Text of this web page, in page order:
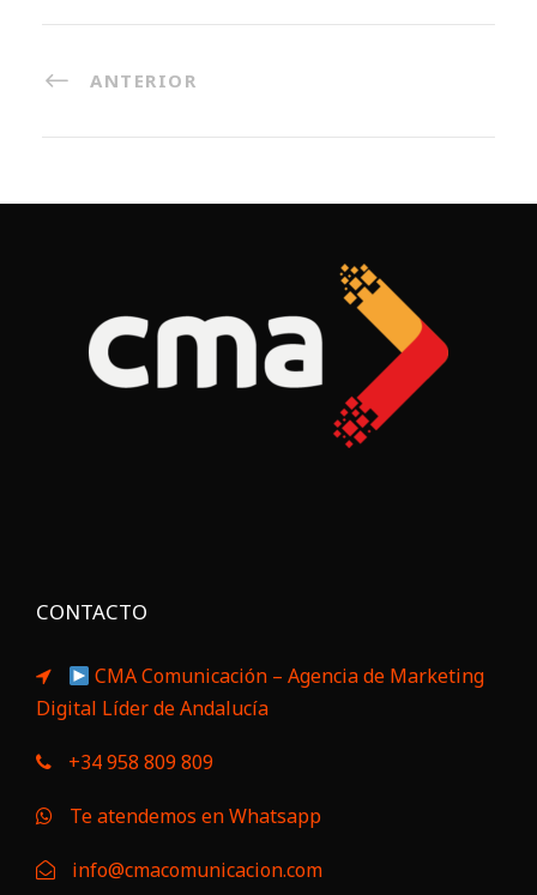
ANTERIOR
CONTACTO
CMA Comunicación – Agencia de Marketing
Digital Líder de Andalucía
+34 958 809 809
Te atendemos en Whatsapp
info@cmacomunicacion.com